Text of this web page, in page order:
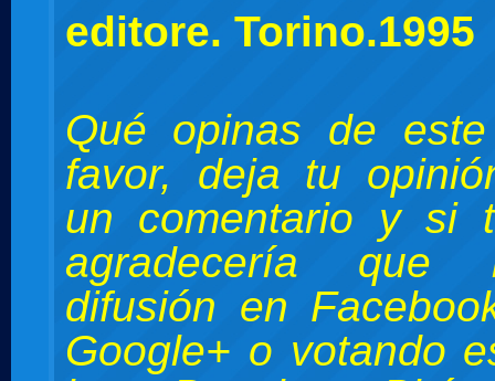
editore. Torino.1995
Qué opinas de
favor, deja tu
un comentario y si
agradecería que
difusión en
Google+ o votando